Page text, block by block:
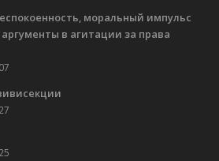
моральный импульс
в агитации за права